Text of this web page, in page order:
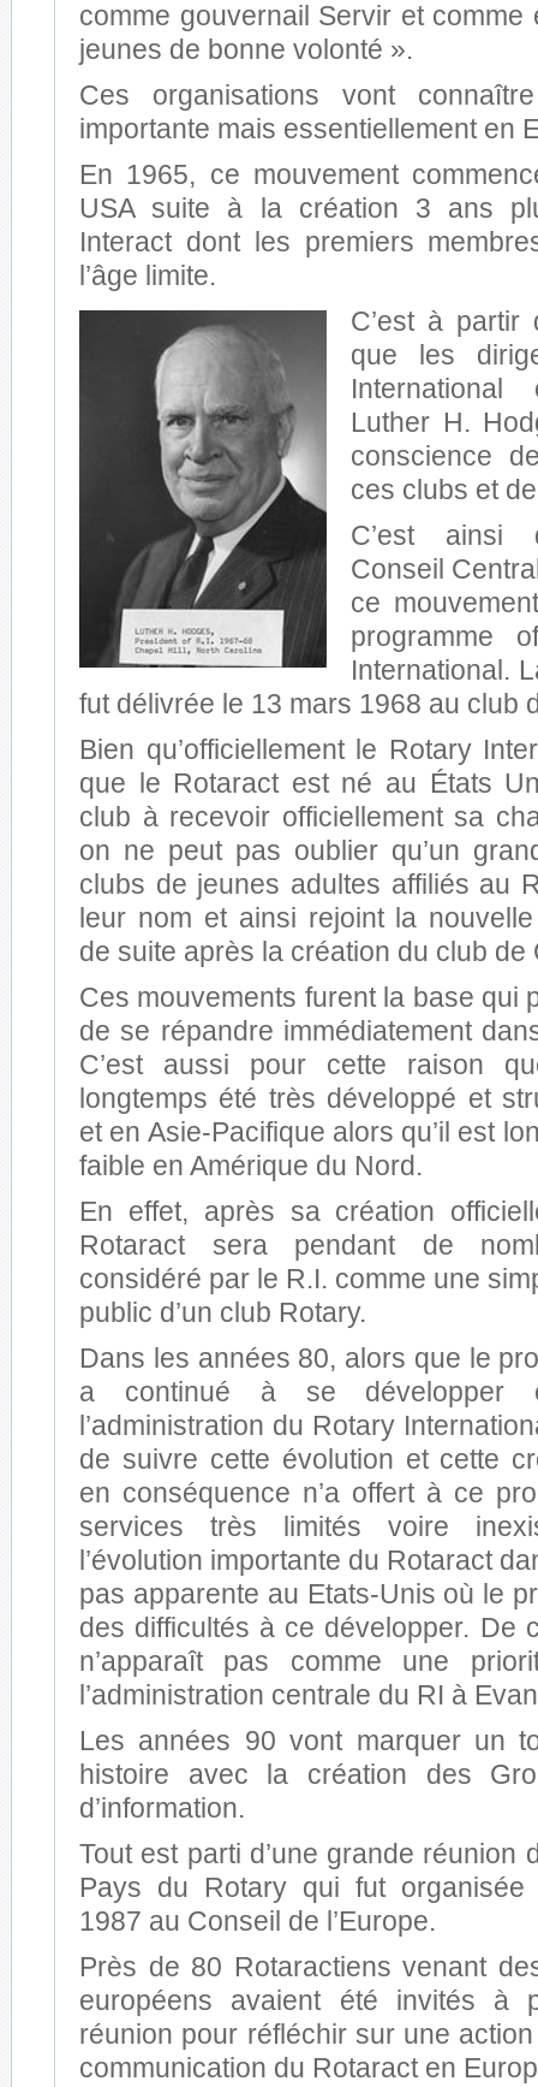
comme gouvernail Servir et comme
jeunes de bonne volonté ».
Ces organisations vont
importante mais essentiellement en
En 1965, ce mouvement
USA suite à la création 3 ans
Interact dont les premiers
l’âge limite.
C’est à
que les
Luther H.
conscience
ces clubs et
C’est ainsi
Conseil
ce
programme
International.
fut délivrée le 13 mars 1968 au club
Bien qu’officiellement le Rotary
que le Rotaract est né au États
club à recevoir officiellement sa
on ne peut pas oublier qu’un
clubs de jeunes adultes affiliés au
leur nom et ainsi rejoint la
de suite après la création du club de
Ces mouvements furent la base qui
de se répandre immédiatement
C’est aussi pour cette raison
longtemps été très développé et
et en Asie-Pacifique alors qu’il est
faible en Amérique du Nord.
En effet, après sa création
Rotaract sera pendant de
considéré par le R.I. comme une
public d’un club Rotary.
Dans les années 80, alors que le
a continué à se développer
l’administration du Rotary
de suivre cette évolution et cette
en conséquence n’a offert à ce
services très limités voire
l’évolution importante du Rotaract
pas apparente au Etats-Unis où le
des difficultés à ce développer. De
n’apparaît pas comme une
l’administration centrale du RI à
Les années 90 vont marquer un
histoire avec la création des
d’information.
Tout est parti d’une grande réunion
Pays du Rotary qui fut
1987 au Conseil de l’Europe.
Près de 80 Rotaractiens venant
européens avaient été invités à
réunion pour réfléchir sur une
communication du Rotaract en